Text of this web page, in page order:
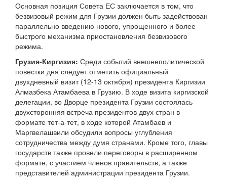
Основная позиция Совета ЕС заключается в том, что
безвизовый режим для Грузии должен быть задействован
параллельно введению нового, упрощенного и более
быстрого механизма приостановления безвизового
режима.
Грузия-Киргизия: Среди событий внешнеполитической
повестки дня следует отметить официальный
двухдневный визит (12-13 октября) президента Киргизии
Алмазбека Атамбаева в Грузию. В ходе визита киргизской
делегации, во Дворце президента Грузии состоялась
двухсторонняя встреча президентов двух стран в
формате тет-а-тет, в ходе которой Атамбаев и
Маргвелашвили обсудили вопросы углубления
сотрудничества между думя странами. Кроме того, главы
государств также провели переговоры в расширенном
формате, с участием членов правительств, а также
представителей администрации президента Грузии.